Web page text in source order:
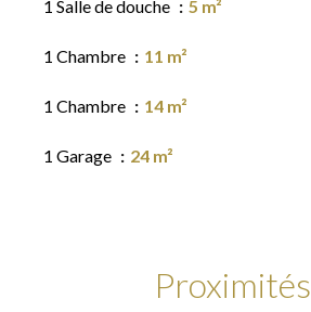
1 Salle de douche 5 m²
1 Chambre 11 m²
1 Chambre 14 m²
1 Garage 24 m²
Proximités